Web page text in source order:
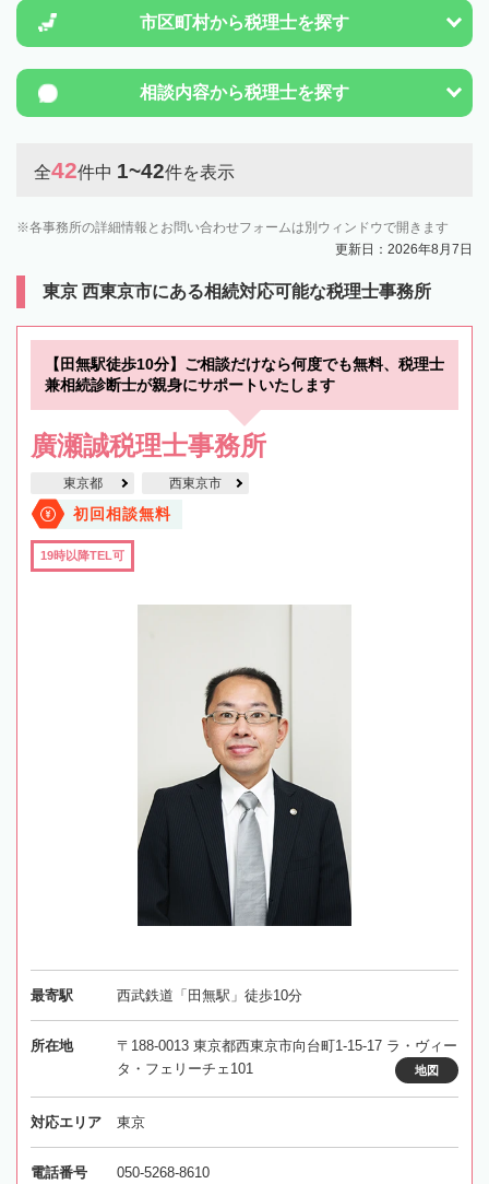
市区町村から税理士を探す
相談内容から税理士を探す
全42件中 1~42件を表示
各事務所の詳細情報とお問い合わせフォームは別ウィンドウで開きます
更新日：2026年8月7日
東京 西東京市にある相続対応可能な税理士事務所
【田無駅徒歩10分】ご相談だけなら何度でも無料、税理士
兼相続診断士が親身にサポートいたします
廣瀬誠税理士事務所
東京都 西東京市
初回相談無料
19時以降TEL可
最寄駅 西武鉄道「田無駅」徒歩10分
所在地
〒188-0013 東京都西東京市向台町1-15-17 ラ・ヴィー
タ・フェリーチェ101
地図
対応エリア 東京
電話番号 050-5268-8610